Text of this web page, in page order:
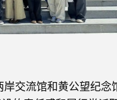
交流馆和黄公望纪念